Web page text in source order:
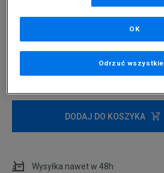
L
DODAJ DO KOSZYKA
Wysyłka nawet w 48h
Odrzuć wszystkie
OK